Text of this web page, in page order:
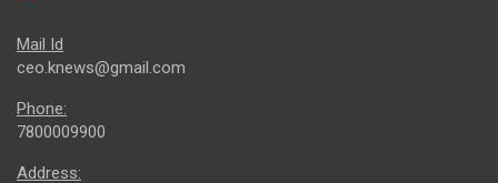
Mail Id
ceo.knews@gmail.com
Phone:
7800009900
Address: